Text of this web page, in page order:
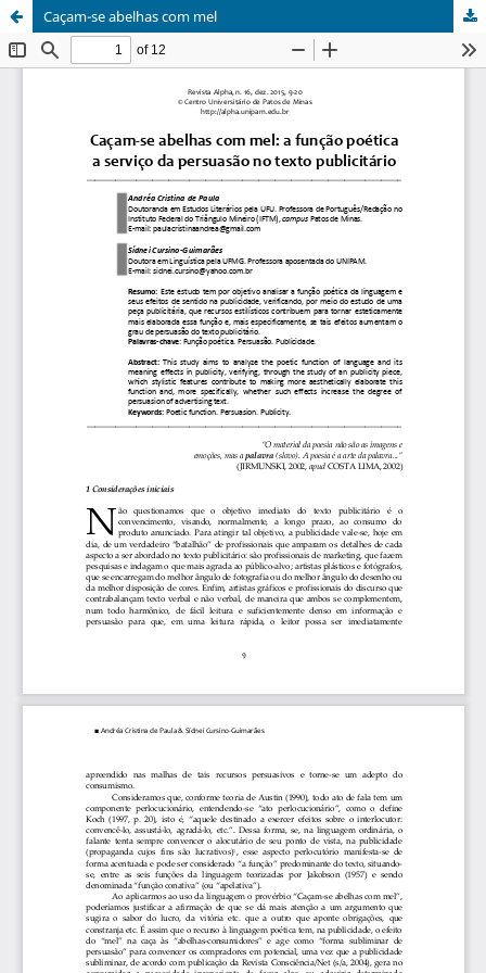
Caçam-se abelhas com mel